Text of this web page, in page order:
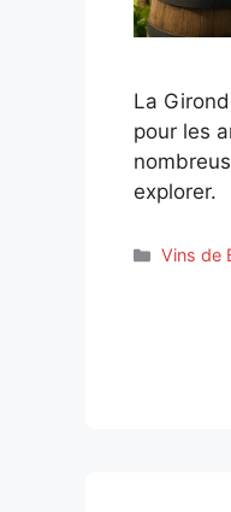
La
pour les
explorer.
Vins de